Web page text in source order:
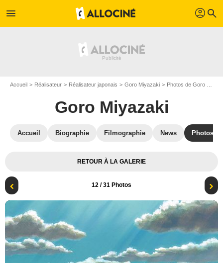
menu profil search
Accueil Réalisateur Réalisateur japonais Goro Miyazaki Photos de Goro Miyazaki
Goro Miyazaki
Accueil Biographie Filmographie News Photos
RETOUR À LA GALERIE
12 / 31 Photos